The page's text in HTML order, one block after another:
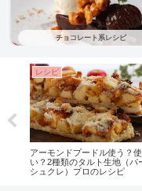
チョコレート系レシピ
レシピ
アーモンドプードル使う？
い？2種類のタルト生地（パ
シュクレ）プロのレシピ